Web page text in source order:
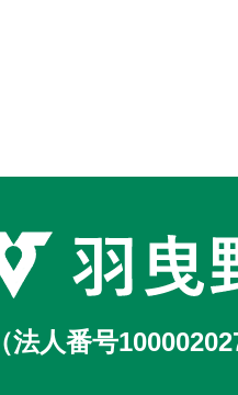
（法人番号